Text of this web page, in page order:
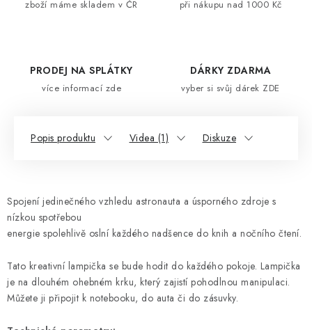
zboží máme skladem v ČR při nákupu nad 1000 Kč
PRODEJ NA SPLÁTKY
více informací zde
DÁRKY ZDARMA
vyber si svůj dárek ZDE
Popis produktu Videa (1) Diskuze
Spojení jedinečného vzhledu astronauta a úsporného zdroje s
nízkou spotřebou
energie spolehlivě oslní každého nadšence do knih a nočního čtení.
Tato kreativní lampička se bude hodit do každého pokoje. Lampička
je na dlouhém ohebném krku, který zajistí pohodlnou manipulaci.
Můžete ji připojit k notebooku, do auta či do zásuvky.